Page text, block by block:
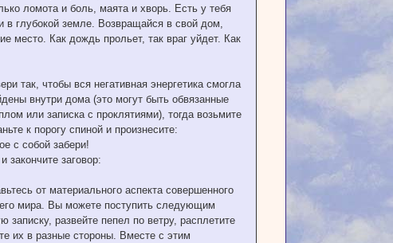
ломота и боль, маята и хворь. Есть у тебя
глубокой земле. Возвращайся в свой дом,
место. Как дождь прольет, так враг уйдет. Как
так, чтобы вся негативная энергетика смогла
внутри дома (это могут быть обвязанные
или записка с проклятиями), тогда возьмите
к порогу спиной и произнесите:
с собой забери!
закончите заговор:
от материального аспекта совершенного
мира. Вы можете поступить следующим
развейте пепел по ветру, расплетите
их в разные стороны. Вместе с этим